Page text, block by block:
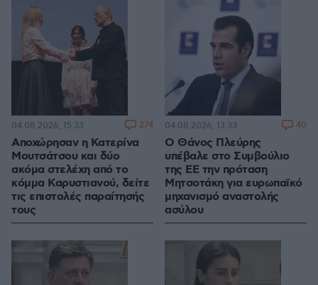
Αποχώρησαν η Κατερίνα
Μουτσάτσου και δύο
ακόμα στελέχη από το
κόμμα Καρυστιανού, δείτε
τις επιστολές παραίτησής
τους
04.08.2026, 15:33 274
Ο Θάνος Πλεύρης
υπέβαλε στο Συμβούλιο
της ΕΕ την πρόταση
Μητσοτάκη για ευρωπαϊκό
μηχανισμό αναστολής
ασύλου
04.08.2026, 13:33 40